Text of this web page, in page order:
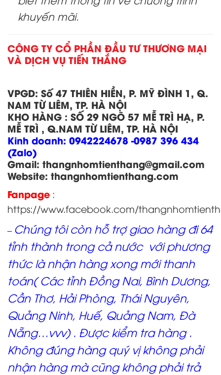
khuyến mãi.
CÔNG TY CỔ PHẦN ĐẦU TƯ THƯƠNG MẠI
VÀ DỊCH VỤ TIẾN THẮNG
VPGD: Số 47 THIÊN HIỀN, P. MỸ ĐÌNH 1, Q.
NAM TỪ LIÊM, TP. HÀ NỘI
KHO HÀNG : SỐ 29 NGÕ 57 MỄ TRÌ HẠ, P.
MỄ TRÌ , Q.NAM TỪ LIÊM, TP. HÀ NỘI
Kinh doanh: 0942224678 -0987 396 434
(Zalo)
Gmail: thangnhomtienthang@gmail.com
Website: thangnhomtienthang.com
Fanpage :
https://www.facebook.com/
– Chúng tôi còn hỗ trợ giao hàng đi 64
tỉnh thành trong cả nước với phương
thức là nhận hàng xong mới thanh
toán( Các tỉnh Đồng Nai, Bình Dương,
Cần Thơ, Hải Phòng, Thái Nguyên,
Quảng Ninh, Huế, Quảng Nam, Đà
Nẵng…vvv) . Được kiểm tra hàng .
Không đúng hàng quý vị không phải
nhận hàng mà cũng không phải trả